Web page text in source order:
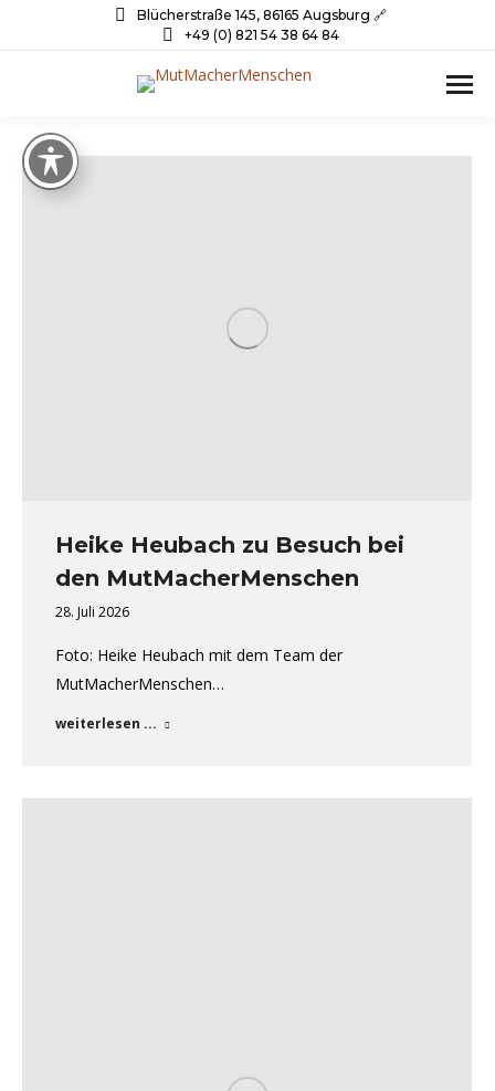
Blücherstraße 145, 86165 Augsburg 🔗
+49 (0) 821 54 38 64 84
Heike Heubach zu Besuch bei
den MutMacherMenschen
28. Juli 2026
Foto: Heike Heubach mit dem Team der
MutMacherMenschen…
weiterlesen ...